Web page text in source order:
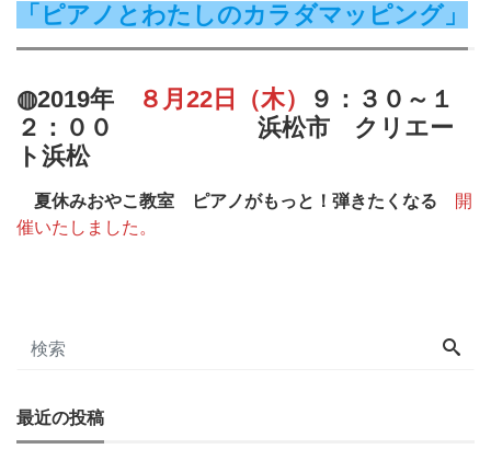
「ピアノとわたしのカラダマッピング」
◍2019年 ８月22日（木）
９：３０～１
２：００
浜松市 クリエー
ト浜松
夏休みおやこ教室 ピアノがもっと！弾きたくなる 開
催いたしました。
最近の投稿